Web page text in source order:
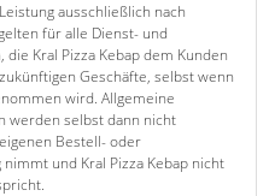
ausschließlich nach
für alle Dienst- und
Kral Pizza Kebap dem Kunden
Geschäfte, selbst wenn
wird. Allgemeine
werden selbst dann nicht
Bestell- oder
und Kral Pizza Kebap nicht